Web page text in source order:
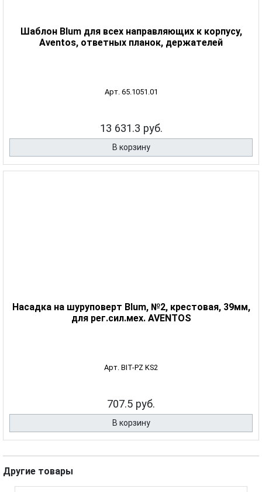
Шаблон Blum для всех направляющих к корпусу,
Aventos, ответных планок, держателей
Арт. 65.1051.01
13 631.3 руб.
В корзину
Насадка на шуруповерт Blum, №2, крестовая, 39мм,
для рег.сил.мех. AVENTOS
Арт. BIT-PZ KS2
707.5 руб.
В корзину
Другие товары